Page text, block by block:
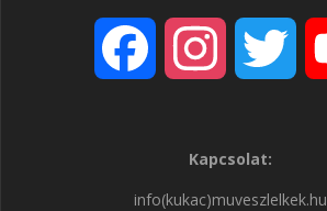
s
Kapcsolat:
info(kukac)muveszlelkek.hu